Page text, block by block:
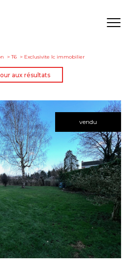
T6 Exclusivite lc immobilier
aux résultats
vendu